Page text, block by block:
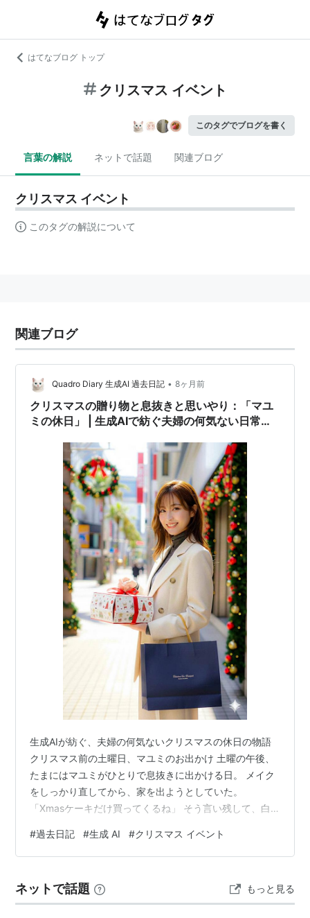
はてなブログ トップ
クリスマス イベント
このタグでブログを書く
言葉の解説 ネットで話題 関連ブログ
クリスマス イベント
このタグの解説について
関連ブログ
Quadro Diary 生成AI 過去日記 • 8ヶ月前
クリスマスの贈り物と息抜きと思いやり：「マユ
ミの休日」 | 生成AIで紡ぐ夫婦の何気ない日常ス
生成AIが紡ぐ、夫婦の何気ないクリスマスの休日の物語
クリスマス前の土曜日、マユミのお出かけ 土曜の午後、
たまにはマユミがひとりで息抜きに出かける日。 メイク
をしっかり直してから、家を出ようとしていた。
「Xmasケーキだけ買ってくるね」 そう言い残して、白
から見送った。 薄化粧のマユミも綺麗だけれど、街に出
かけるときのマユミは、メイクがきちんと決まってい
える。 今日はその感じがいっそうはっきりしていて、い
つもよりほんの少し、胸がざわつくほど華やかだった。
#過去日記 #生成 AI #クリスマス イベント
ネットで話題 もっと見る